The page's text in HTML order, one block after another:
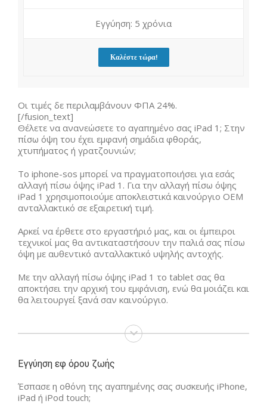
Εγγύηση: 5 χρόνια
Καλέστε τώρα!
Οι τιμές δε περιλαμβάνουν ΦΠΑ 24%.
[/fusion_text]
Θέλετε να ανανεώσετε το αγαπημένο σας iPad 1; Στην
πίσω όψη του έχει εμφανή σημάδια φθοράς,
χτυπήματος ή γρατζουνιών;
Το iphone-sos μπορεί να πραγματοποιήσει για εσάς
αλλαγή πίσω όψης iPad 1. Για την αλλαγή πίσω όψης
iPad 1 χρησιμοποιούμε αποκλειστικά καινούργιο ΟΕΜ
ανταλλακτικό σε εξαιρετική τιμή.
Αρκεί να έρθετε στο εργαστήριό μας, και οι έμπειροι
τεχνικοί μας θα αντικαταστήσουν την παλιά σας πίσω
όψη με αυθεντικό ανταλλακτικό υψηλής αντοχής.
Με την αλλαγή πίσω όψης iPad 1 το tablet σας θα
αποκτήσει την αρχική του εμφάνιση, ενώ θα μοιάζει και
θα λειτουργεί ξανά σαν καινούργιο.
Εγγύηση εφ όρου ζωής
Έσπασε η οθόνη της αγαπημένης σας συσκευής iPhone,
iPad ή iPod touch;